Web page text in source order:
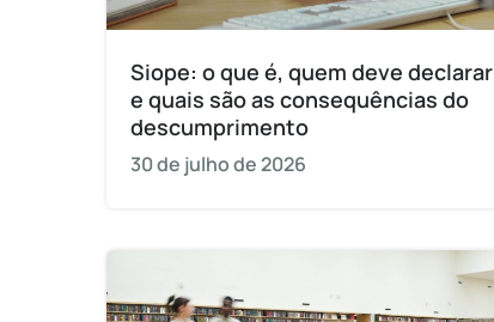
Siope: o que é, quem deve declarar
e quais são as consequências do
descumprimento
30 de julho de 2026